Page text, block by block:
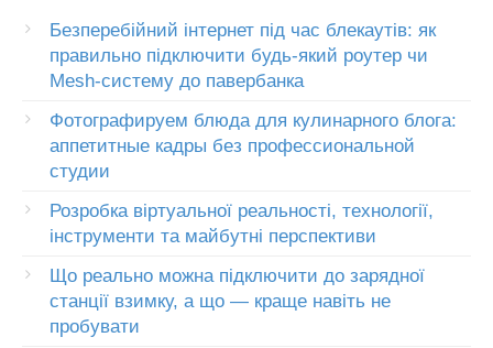
Безперебійний інтернет під час блекаутів: як
правильно підключити будь-який роутер чи
Mesh-систему до павербанка
Фотографируем блюда для кулинарного блога:
аппетитные кадры без профессиональной
студии
Розробка віртуальної реальності, технології,
інструменти та майбутні перспективи
Що реально можна підключити до зарядної
станції взимку, а що — краще навіть не
пробувати